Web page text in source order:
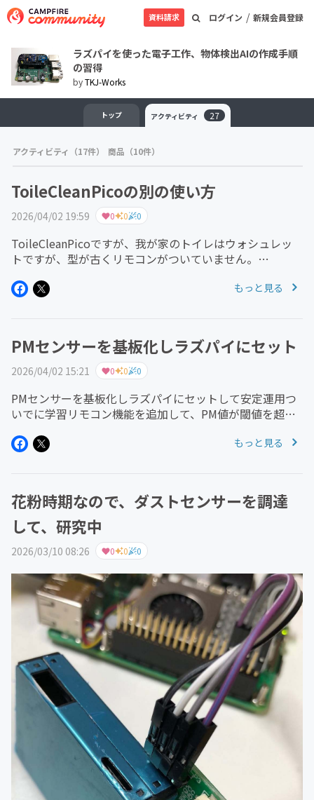
ログイン / 新規会員登録
資料請求
ラズパイを使った電子工作、物体検出AIの作成手順
の習得
byTKJ-Works
トップ アクティビティ 27
アクティビティ（17件） 商品（10件）
ToileCleanPicoの別の使い方
2026/04/02 19:59 0 0 0
ToileCleanPicoですが、我が家のトイレはウォシュレッ
トですが、型が古くリモコンがついていません。
す。人感センサーはつけずに、深夜1時頃皆がお風呂を済
もっと見る
PMセンサーを基板化しラズパイにセット
2026/04/02 15:21 0 0 0
PMセンサーを基板化しラズパイにセットして安定運用つ
いでに学習リモコン機能を追加して、PM値が閾値を超え
ることができています。
もっと見る
花粉時期なので、ダストセンサーを調達
して、研究中
2026/03/10 08:26 0 0 0